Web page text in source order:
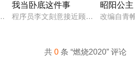
。孟廷辉，大平王朝有史以来个以女
我当卧底这件事
程序员李文刻意接近顾婷，利用顾炎
昭阳公主
改编自青
共0 条 “燃烧2020” 评论